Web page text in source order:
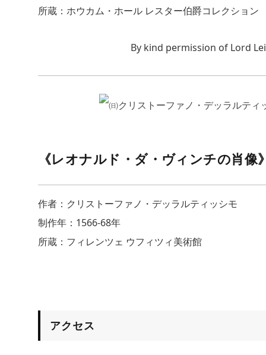
所蔵：ホウカム・ホール レスター伯爵コレクション
By kind permission of Lord
《レオナルド・ダ・ヴィンチの肖像
作者：クリストーファノ・デッラルティッシモ
制作年：1566-68年
所蔵：フィレンツェ ウフィツィ美術館
アクセス